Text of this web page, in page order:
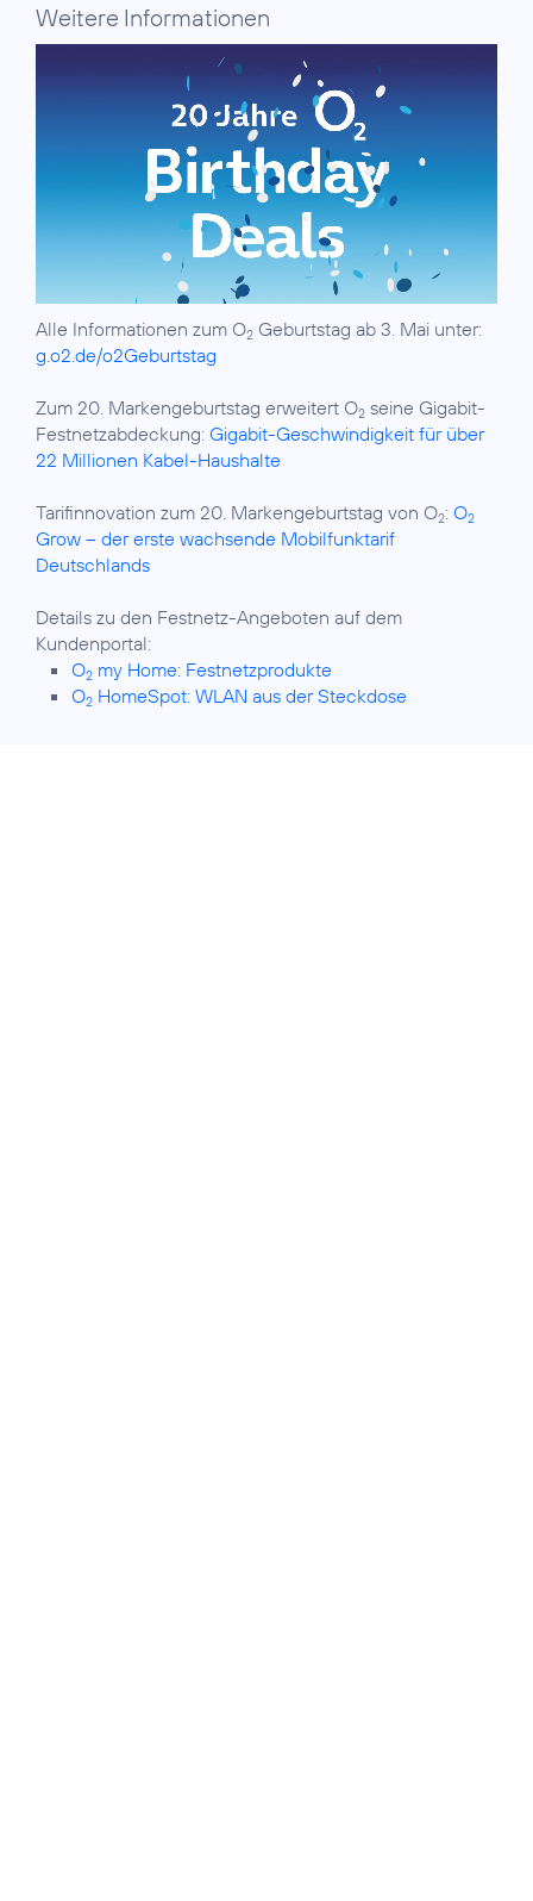
Weitere Informationen
Alle Informationen zum O2 Geburtstag ab 3. Mai unter:
g.o2.de/o2Geburtstag
Zum 20. Markengeburtstag erweitert O2 seine Gigabit-
Festnetzabdeckung: Gigabit-Geschwindigkeit für über
22 Millionen Kabel-Haushalte
Tarifinnovation zum 20. Markengeburtstag von O2: O2
Grow – der erste wachsende Mobilfunktarif
Deutschlands
Details zu den Festnetz-Angeboten auf dem
O2 my Home: Festnetzprodukte
O2 HomeSpot: WLAN aus der Steckdose